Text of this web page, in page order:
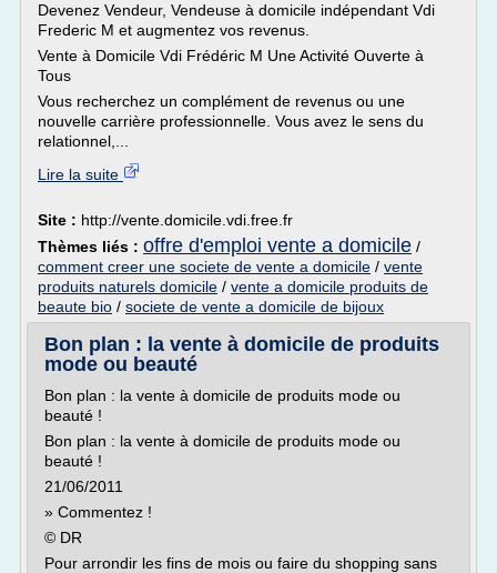
Devenez Vendeur, Vendeuse à domicile indépendant Vdi
Frederic M et augmentez vos revenus.
Vente à Domicile Vdi Frédéric M Une Activité Ouverte à
Tous
Vous recherchez un complément de revenus ou une
nouvelle carrière professionnelle. Vous avez le sens du
relationnel,...
Lire la suite
Site : http://vente.domicile.vdi.free.fr
Thèmes liés : offre d'emploi vente a domicile /
comment creer une societe de vente a domicile / vente
produits naturels domicile / vente a domicile produits de
beaute bio / societe de vente a domicile de bijoux
Bon plan : la vente à domicile de produits
mode ou beauté
Bon plan : la vente à domicile de produits mode ou
beauté !
Bon plan : la vente à domicile de produits mode ou
beauté !
21/06/2011
» Commentez !
© DR
Pour arrondir les fins de mois ou faire du shopping sans